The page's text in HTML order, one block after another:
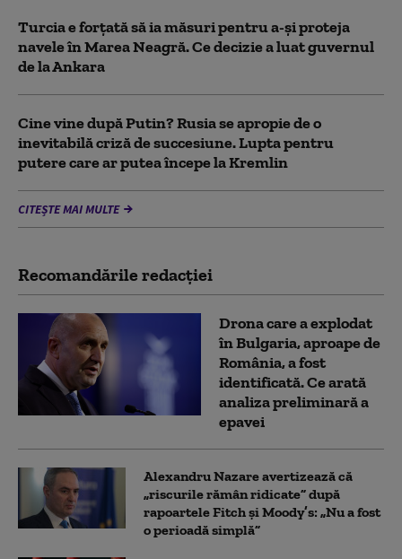
Turcia e forțată să ia măsuri pentru a-și proteja
navele în Marea Neagră. Ce decizie a luat guvernul
de la Ankara
Cine vine după Putin? Rusia se apropie de o
inevitabilă criză de succesiune. Lupta pentru
putere care ar putea începe la Kremlin
CITEȘTE MAI MULTE
Recomandările redacţiei
Drona care a explodat
în Bulgaria, aproape de
România, a fost
identificată. Ce arată
analiza preliminară a
epavei
Alexandru Nazare avertizează că
„riscurile rămân ridicate” după
rapoartele Fitch și Moody’s: „Nu a fost
o perioadă simplă”